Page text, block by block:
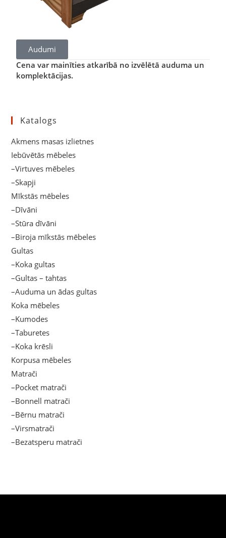
Audumi
Cena var mainīties atkarībā no izvēlētā auduma un
komplektācijas.
Katalogs
Akmens masas izlietnes
Iebūvētās mēbeles
–Virtuves mēbeles
–Skapji
Mīkstās mēbeles
–Dīvāni
–Stūra dīvāni
–Biroja mīkstās mēbeles
Gultas
–Koka gultas
–Gultas – tahtas
–Auduma un ādas gultas
Koka mēbeles
–Kumodes
–Taburetes
–Koka krēsli
Korpusa mēbeles
Matrači
–Pocket matrači
–Bonnell matrači
–Bērnu matrači
–Virsmatrači
–Bezatsperu matrači